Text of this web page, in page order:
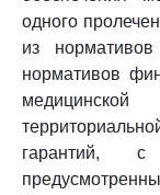
одного
из
нормативов
гарантий, с